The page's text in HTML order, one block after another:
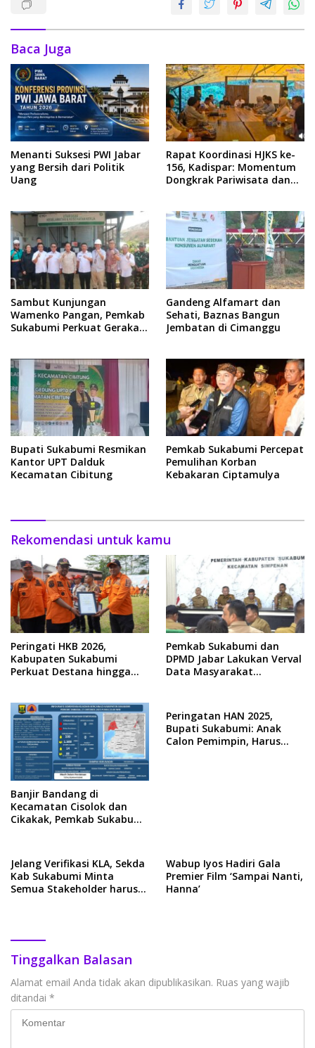
Baca Juga
Menanti Suksesi PWI Jabar
yang Bersih dari Politik
Uang
Rapat Koordinasi HJKS ke-
156, Kadispar: Momentum
Dongkrak Pariwisata dan
Sambut Kunjungan
Wamenko Pangan, Pemkab
Sukabumi Perkuat Gerakan
Gandeng Alfamart dan
Sehati, Baznas Bangun
Jembatan di Cimanggu
Bupati Sukabumi Resmikan
Kantor UPT Dalduk
Kecamatan Cibitung
Pemkab Sukabumi Percepat
Pemulihan Korban
Kebakaran Ciptamulya
Rekomendasi untuk kamu
Peringati HKB 2026,
Kabupaten Sukabumi
Perkuat Destana hingga
Pemkab Sukabumi dan
DPMD Jabar Lakukan Verval
Data Masyarakat
Banjir Bandang di
Kecamatan Cisolok dan
Cikakak, Pemkab Sukabumi
Peringatan HAN 2025,
Bupati Sukabumi: Anak
Calon Pemimpin, Harus
Jelang Verifikasi KLA, Sekda
Kab Sukabumi Minta
Semua Stakeholder harus
Wabup Iyos Hadiri Gala
Premier Film ‘Sampai Nanti,
Hanna’
Tinggalkan Balasan
Alamat email Anda tidak akan dipublikasikan. Ruas yang wajib
ditandai *